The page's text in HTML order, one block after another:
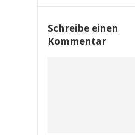
Schreibe einen
Kommentar